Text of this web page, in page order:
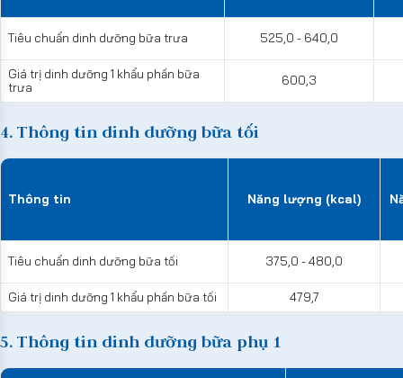
Tiêu chuẩn dinh dưỡng bữa trưa 525,0 - 640,0
Giá trị dinh dưỡng 1 khẩu phần bữa
trưa
600,3
4. Thông tin dinh dưỡng bữa tối
Thông tin Năng lượng (kcal)
Tiêu chuẩn dinh dưỡng bữa tối 375,0 - 480,0
Giá trị dinh dưỡng 1 khẩu phần bữa tối 479,7
5. Thông tin dinh dưỡng bữa phụ 1